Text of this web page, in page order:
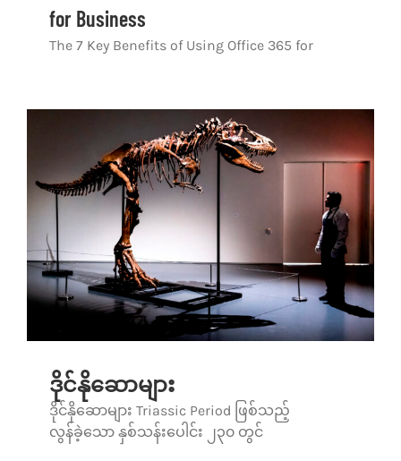
for Business
The 7 Key Benefits of Using Office 365 for
ဒိုင်နိုဆောများ
ဒိုင်နိုဆောများ Triassic Period ဖြစ်သည့်
လွန်ခဲ့သော နှစ်သန်းပေါင်း ၂၃၀ တွင်